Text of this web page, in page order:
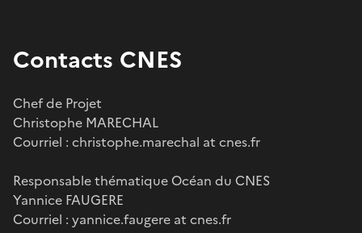
Contacts CNES
Chef de Projet
Christophe MARECHAL
Courriel : christophe.marechal at cnes.fr
Responsable thématique Océan du CNES
Yannice FAUGERE
Courriel : yannice.faugere at cnes.fr